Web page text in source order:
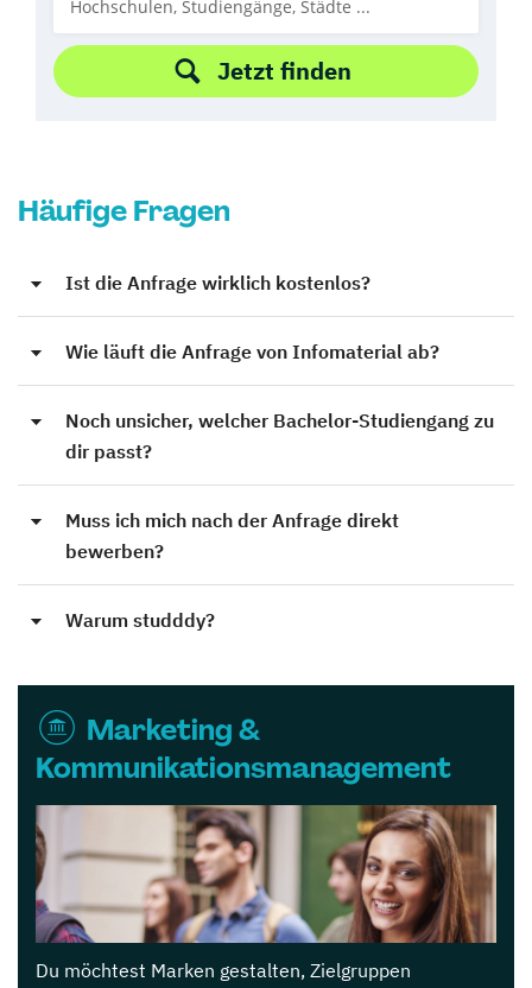
Jetzt finden
Häufige Fragen
Ist die Anfrage wirklich kostenlos?
Wie läuft die Anfrage von Infomaterial ab?
Noch unsicher, welcher Bachelor-Studiengang zu
dir passt?
Muss ich mich nach der Anfrage direkt
bewerben?
Warum studddy?
Marketing &
Kommunikationsmanagement
Du möchtest Marken gestalten, Zielgruppen